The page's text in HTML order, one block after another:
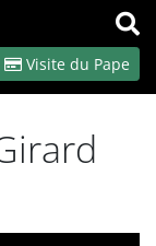
OK
Visite du Pape